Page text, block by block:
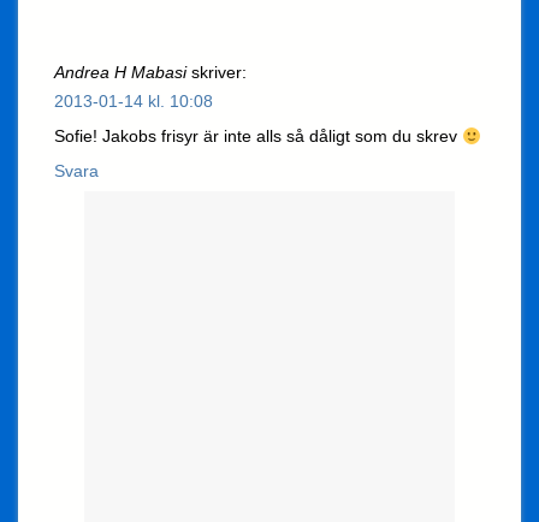
Andrea H Mabasi skriver:
2013-01-14 kl. 10:08
Sofie! Jakobs frisyr är inte alls så dåligt som du skrev
Svara